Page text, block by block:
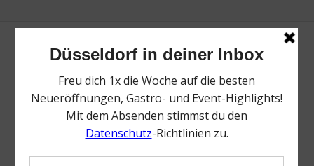
Sushi Shop
24. Januar 2017 /